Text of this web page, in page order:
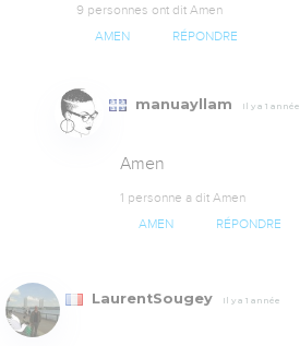
9 personnes ont dit Amen
AMEN RÉPONDRE
manuayllam Il y a 1 année
Amen
1 personne a dit Amen
AMEN RÉPONDRE
LaurentSougey Il y a 1 année